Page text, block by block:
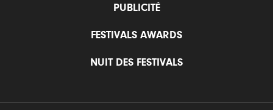
PUBLICITÉ
FESTIVALS AWARDS
NUIT DES FESTIVALS